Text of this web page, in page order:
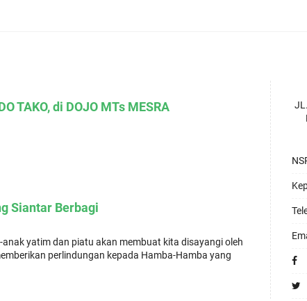
TAKO, di DOJO MTs MESRA
Siantar Berbagi
yatim dan piatu akan membuat kita disayangi oleh
perlindungan kepada Hamba-Hamba yang